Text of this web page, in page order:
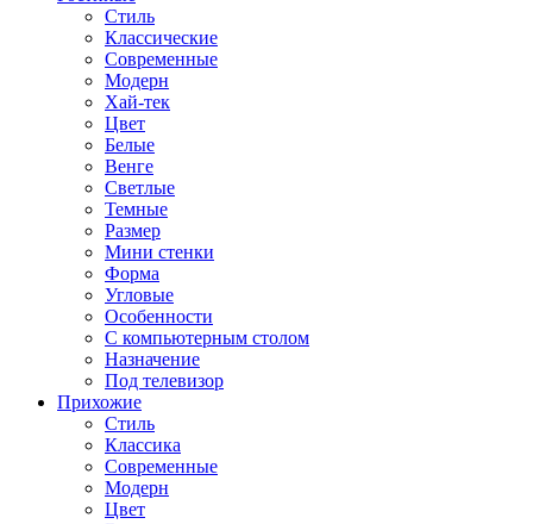
Стиль
Классические
Современные
Модерн
Хай-тек
Цвет
Белые
Венге
Светлые
Темные
Размер
Мини стенки
Форма
Угловые
Особенности
С компьютерным столом
Назначение
Под телевизор
Прихожие
Стиль
Классика
Современные
Модерн
Цвет